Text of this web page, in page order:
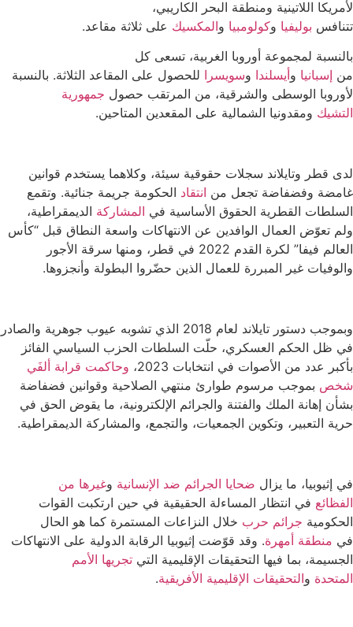
لأمريكا اللاتينية ومنطقة البحر الكاريبي،
تتنافس بوليفيا وكولومبيا والمكسيك على ثلاثة مقاعد.
بالنسبة لمجموعة أوروبا الغربية، تسعى كل
من إسبانيا وأيسلندا وسويسرا للحصول على المقاعد الثلاثة. بالنسبة
لأوروبا الوسطى والشرقية، من المرتقب حصول جمهورية
التشيك ومقدونيا الشمالية على المقعدين المتاحين.
لدى قطر وتايلاند سجلات حقوقية سيئة، وكلاهما يستخدم قوانين
غامضة وفضفاضة تجعل من انتقاد الحكومة جريمة جنائية. وتقمع
السلطات القطرية الحقوق الأساسية في المشاركة الديمقراطية،
ولم تعوّض العمال الوافدين عن الانتهاكات واسعة النطاق قبل “كأس
العالم فيفا” لكرة القدم 2022 في قطر، ومنها سرقة الأجور
والوفيات غير المبررة للعمال الذين حضّروا البطولة وأنجزوها.
وبموجب دستور تايلاند لعام 2018 الذي تشوبه عيوب جوهرية والصادر
في ظل الحكم العسكري، حلّت السلطات الحزب السياسي الفائز
بأكبر عدد من الأصوات في انتخابات 2023،
وحاكمت قرابة ألفَي
شخص بموجب مرسوم طوارئ منتهي الصلاحية وقوانين فضفاضة
بشأن إهانة الملك والفتنة والجرائم الإلكترونية، ما يقوض الحق في
حرية التعبير، وتكوين الجمعيات، والتجمع، والمشاركة الديمقراطية.
في إثيوبيا، ما يزال ضحايا الجرائم ضد الإنسانية وغيرها من
الفظائع في انتظار المساءلة الحقيقية في حين ارتكبت القوات
الحكومية جرائم حرب خلال النزاعات المستمرة كما هو الحال
في منطقة أمهرة. وقد قوّضت إثيوبيا الرقابة الدولية على الانتهاكات
الجسيمة، بما فيها التحقيقات الإقليمية التي تجريها الأمم
المتحدة والتحقيقات الإقليمية الأفريقية.